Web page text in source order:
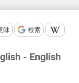
味 検索
- English